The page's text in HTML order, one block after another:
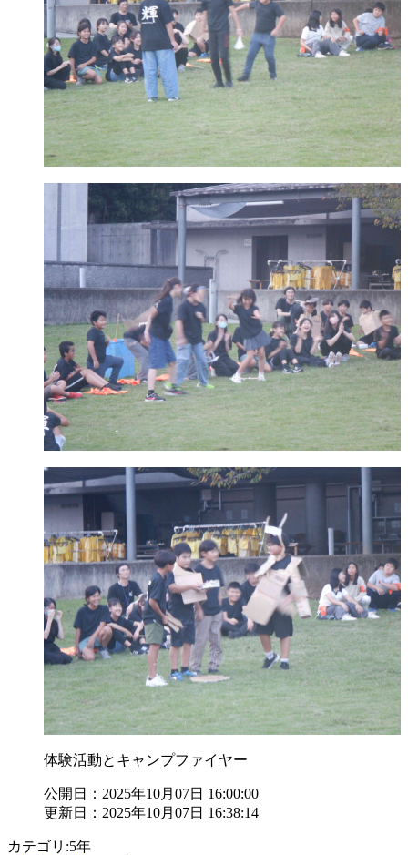
体験活動とキャンプファイヤー
公開日：2025年10月07日 16:00:00
更新日：2025年10月07日 16:38:14
カテゴリ:5年